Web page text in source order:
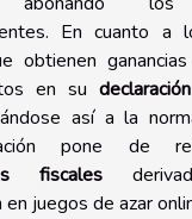
En cuanto a
obtienen
en su
así a la
pone de
fiscales
en juegos de azar